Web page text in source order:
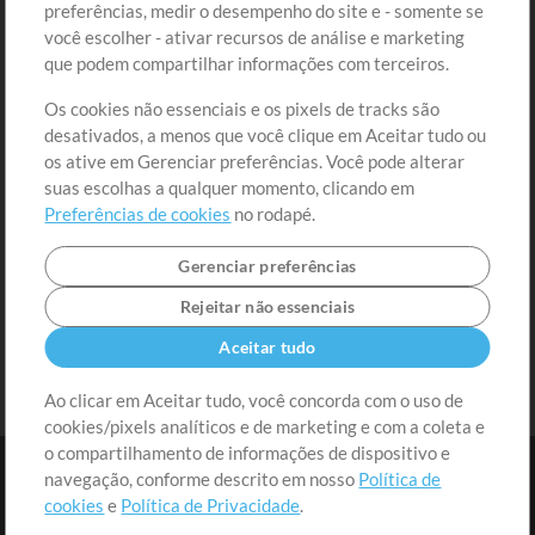
Conteúdo Grátis
Solicite uma Música
Extras
Sessões
Envie seu conteúdo
Playlist
MT Conference
Cadastre-se
Ir ao carrinho
preferências, medir o desempenho do site e - somente se
você escolher - ativar recursos de análise e marketing
que podem compartilhar informações com terceiros.
Os cookies não essenciais e os pixels de tracks são
desativados, a menos que você clique em Aceitar tudo ou
os ative em Gerenciar preferências. Você pode alterar
suas escolhas a qualquer momento, clicando em
Preferências de cookies no rodapé.
Gerenciar preferências
Rejeitar não essenciais
Aceitar tudo
Ao clicar em Aceitar tudo, você concorda com o uso de
cookies/pixels analíticos e de marketing e com a coleta e
o compartilhamento de informações de dispositivo e
navegação, conforme descrito em nosso Política de
cookies e Política de Privacidade.